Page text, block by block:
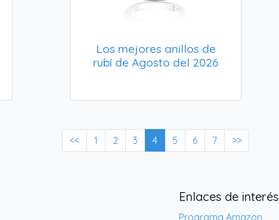
Los mejores anillos de
rubí de Agosto del 2026
<< 1 2 3 4 5 6 7 >>
Enlaces de interés
Programa Amazon